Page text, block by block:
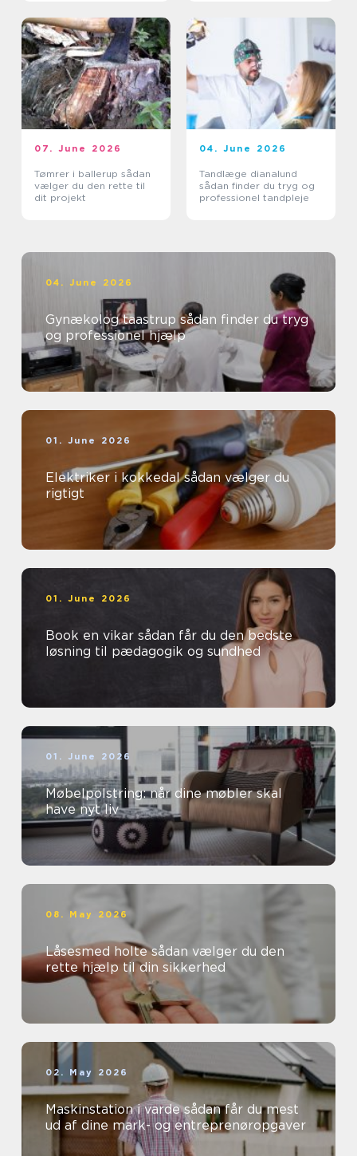
07. June 2026
Tømrer i ballerup sådan
vælger du den rette til
dit projekt
04. June 2026
Tandlæge dianalund
sådan finder du tryg og
professionel tandpleje
04. June 2026
Gynækolog taastrup sådan finder du tryg
og professionel hjælp
01. June 2026
Elektriker i kokkedal sådan vælger du
rigtigt
01. June 2026
Book en vikar sådan får du den bedste
løsning til pædagogik og sundhed
01. June 2026
Møbelpolstring: når dine møbler skal
have nyt liv
08. May 2026
Låsesmed holte sådan vælger du den
rette hjælp til din sikkerhed
02. May 2026
Maskinstation i varde sådan får du mest
ud af dine mark- og entreprenøropgaver